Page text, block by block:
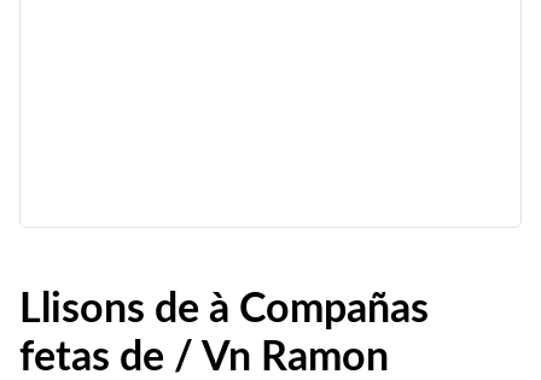
Llisons de à Compañas
fetas de / Vn Ramon